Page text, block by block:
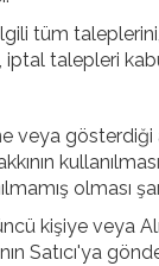
tüm
talepleri
veya
olması
kişiye veya
Satıcı'ya